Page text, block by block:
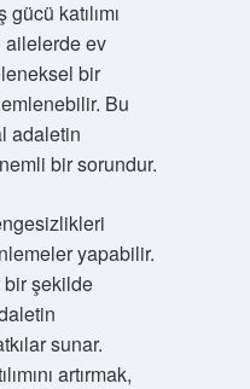
katılımı
ev
bir
Bu
adaletin
bir sorundur.
yapabilir.
şekilde
sunar.
artırmak,